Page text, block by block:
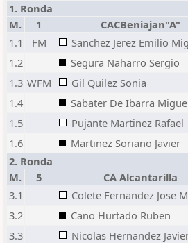
1. Ronda
M.
1 CACBeniajan"A"
1.1
FM Sanchez Jerez Emilio
1.2
Segura Naharro Sergio
1.3 WFM Gil Quilez Sonia
1.4
Sabater De Ibarra
1.5
Pujante Martinez Rafael
1.6
Martinez Soriano Javier
2. Ronda
M.
5 CA Alcantarilla
3.1
Colete Fernandez Jose
3.2
Cano Hurtado Ruben
3.3
Nicolas Hernandez